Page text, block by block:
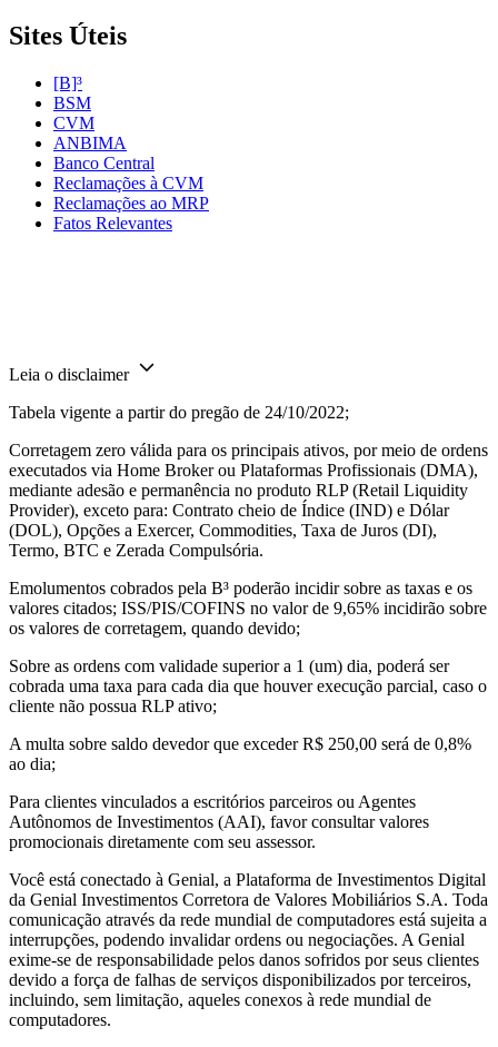
Sites Úteis
[B]³
BSM
CVM
ANBIMA
Banco Central
Reclamações à CVM
Reclamações ao MRP
Fatos Relevantes
Leia o disclaimer
Tabela vigente a partir do pregão de 24/10/2022;
Corretagem zero válida para os principais ativos, por meio de ordens
executados via Home Broker ou Plataformas Profissionais (DMA),
mediante adesão e permanência no produto RLP (Retail Liquidity
Provider), exceto para: Contrato cheio de Índice (IND) e Dólar
(DOL), Opções a Exercer, Commodities, Taxa de Juros (DI),
Termo, BTC e Zerada Compulsória.
Emolumentos cobrados pela B³ poderão incidir sobre as taxas e os
valores citados; ISS/PIS/COFINS no valor de 9,65% incidirão sobre
os valores de corretagem, quando devido;
Sobre as ordens com validade superior a 1 (um) dia, poderá ser
cobrada uma taxa para cada dia que houver execução parcial, caso o
cliente não possua RLP ativo;
A multa sobre saldo devedor que exceder R$ 250,00 será de 0,8%
ao dia;
Para clientes vinculados a escritórios parceiros ou Agentes
Autônomos de Investimentos (AAI), favor consultar valores
promocionais diretamente com seu assessor.
Você está conectado à Genial, a Plataforma de Investimentos Digital
da Genial Investimentos Corretora de Valores Mobiliários S.A. Toda
comunicação através da rede mundial de computadores está sujeita a
interrupções, podendo invalidar ordens ou negociações. A Genial
exime-se de responsabilidade pelos danos sofridos por seus clientes
devido a força de falhas de serviços disponibilizados por terceiros,
incluindo, sem limitação, aqueles conexos à rede mundial de
computadores.